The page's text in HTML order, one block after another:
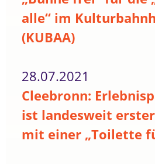
alle“ im
(KUBAA)
28.07.2021
Cleebronn:
ist landesweit
mit einer „Toilette